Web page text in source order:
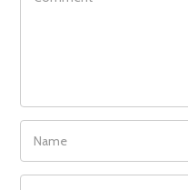
NAME
EMAIL